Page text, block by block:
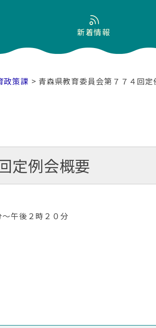
新着情報
政策課 > 青森県教育委員会第７７４回定
定例会概要
午後２時２０分